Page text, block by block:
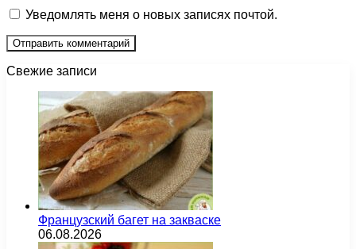
Уведомлять меня о новых записях почтой.
Свежие записи
Французский багет на закваске
06.08.2026